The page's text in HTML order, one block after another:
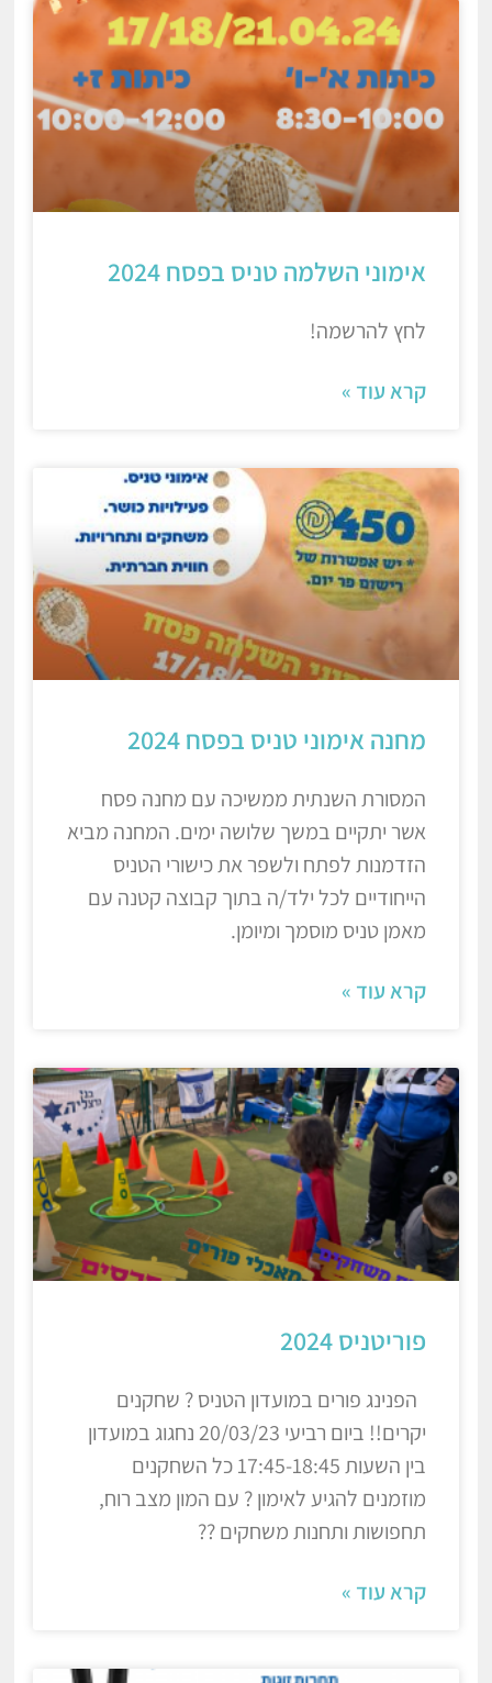
אימוני השלמה טניס בפסח 2024
לחץ להרשמה!
קרא עוד »
מחנה אימוני טניס בפסח 2024
המסורת השנתית ממשיכה עם מחנה פסח
אשר יתקיים במשך שלושה ימים. המחנה מביא
הזדמנות לפתח ולשפר את כישורי הטניס
הייחודיים לכל ילד/ה בתוך קבוצה קטנה עם
מאמן טניס מוסמך ומיומן.
קרא עוד »
פוריטניס 2024
הפנינג פורים במועדון הטניס ? שחקנים
יקרים!! ביום רביעי 20/03/23 נחגוג במועדון
בין השעות 17:45-18:45 כל השחקנים
מוזמנים להגיע לאימון ? עם המון מצב רוח,
תחפושות ותחנות משחקים ??
קרא עוד »